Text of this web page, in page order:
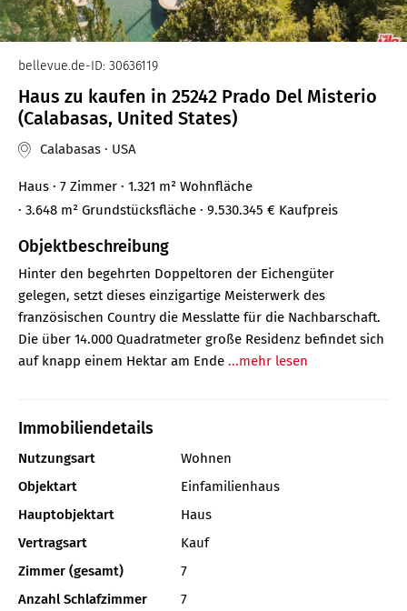
bellevue.de-ID: 30636119
Haus zu kaufen in 25242 Prado Del Misterio
(Calabasas, United States)
Calabasas · USA
Haus · 7 Zimmer · 1.321 m² Wohnfläche
· 3.648 m² Grundstücksfläche · 9.530.345 € Kaufpreis
Objektbeschreibung
Hinter den begehrten Doppeltoren der Eichengüter
gelegen, setzt dieses einzigartige Meisterwerk des
französischen Country die Messlatte für die Nachbarschaft.
Die über 14.000 Quadratmeter große Residenz befindet sich
auf knapp einem Hektar am Ende ...mehr lesen
Immobiliendetails
Nutzungsart
Wohnen
Objektart
Einfamilienhaus
Hauptobjektart
Haus
Vertragsart
Kauf
Zimmer (gesamt)
7
Anzahl Schlafzimmer
7